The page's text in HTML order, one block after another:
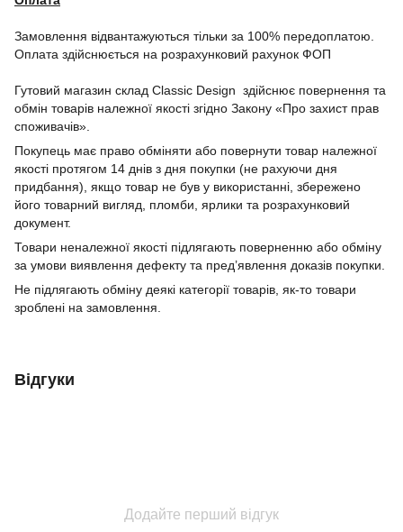
Замовлення відвантажуються тільки за 100% передоплатою.
Оплата здійснюється на розрахунковий рахунок ФОП
Гутовий магазин склад Classic Design здійснює повернення та
обмін товарів належної якості згідно Закону «Про захист прав
споживачів».
Покупець має право обміняти або повернути товар належної
якості протягом 14 днів з дня покупки (не рахуючи дня
придбання), якщо товар не був у використанні, збережено
його товарний вигляд, пломби, ярлики та розрахунковий
документ.
Товари неналежної якості підлягають поверненню або обміну
за умови виявлення дефекту та пред’явлення доказів покупки.
Не підлягають обміну деякі категорії товарів, як-то товари
зроблені на замовлення.
Відгуки
Додайте перший відгук